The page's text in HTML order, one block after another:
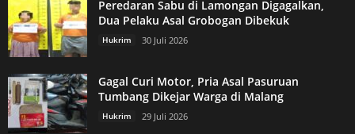
Peredaran Sabu di Lamongan Digagalkan,
Dua Pelaku Asal Grobogan Dibekuk
Hukrim 30 Juli 2026
Gagal Curi Motor, Pria Asal Pasuruan
Tumbang Dikejar Warga di Malang
Hukrim 29 Juli 2026